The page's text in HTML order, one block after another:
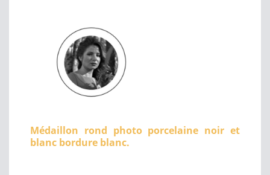
Médaillon rond photo porcelaine noir et
blanc bordure blanc.